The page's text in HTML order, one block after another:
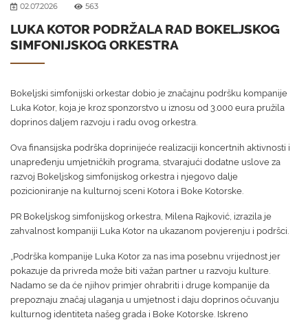
02.07.2026 563
LUKA KOTOR PODRŽALA RAD BOKELJSKOG
SIMFONIJSKOG ORKESTRA
Bokeljski simfonijski orkestar dobio je značajnu podršku kompanije
Luka Kotor, koja je kroz sponzorstvo u iznosu od 3.000 eura pružila
doprinos daljem razvoju i radu ovog orkestra.
Ova finansijska podrška doprinijeće realizaciji koncertnih aktivnosti i
unapređenju umjetničkih programa, stvarajući dodatne uslove za
razvoj Bokeljskog simfonijskog orkestra i njegovo dalje
pozicioniranje na kulturnoj sceni Kotora i Boke Kotorske.
PR Bokeljskog simfonijskog orkestra, Milena Rajković, izrazila je
zahvalnost kompaniji Luka Kotor na ukazanom povjerenju i podršci.
„Podrška kompanije Luka Kotor za nas ima posebnu vrijednost jer
pokazuje da privreda može biti važan partner u razvoju kulture.
Nadamo se da će njihov primjer ohrabriti i druge kompanije da
prepoznaju značaj ulaganja u umjetnost i daju doprinos očuvanju
kulturnog identiteta našeg grada i Boke Kotorske. Iskreno